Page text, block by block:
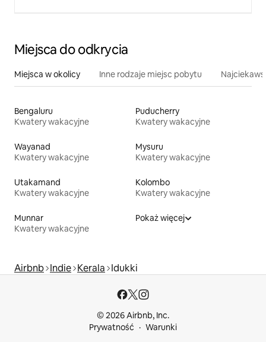
Miejsca do odkrycia
Miejsca w okolicy Inne rodzaje miejsc pobytu
Bengaluru
Kwatery wakacyjne
Puducherry
Kwatery wakacyjne
Wayanad
Kwatery wakacyjne
Mysuru
Kwatery wakacyjne
Utakamand
Kwatery wakacyjne
Kolombo
Kwatery wakacyjne
Munnar
Kwatery wakacyjne
Pokaż więcej
Airbnb Indie Kerala Idukki
© 2026 Airbnb, Inc.
Prywatność
Warunki